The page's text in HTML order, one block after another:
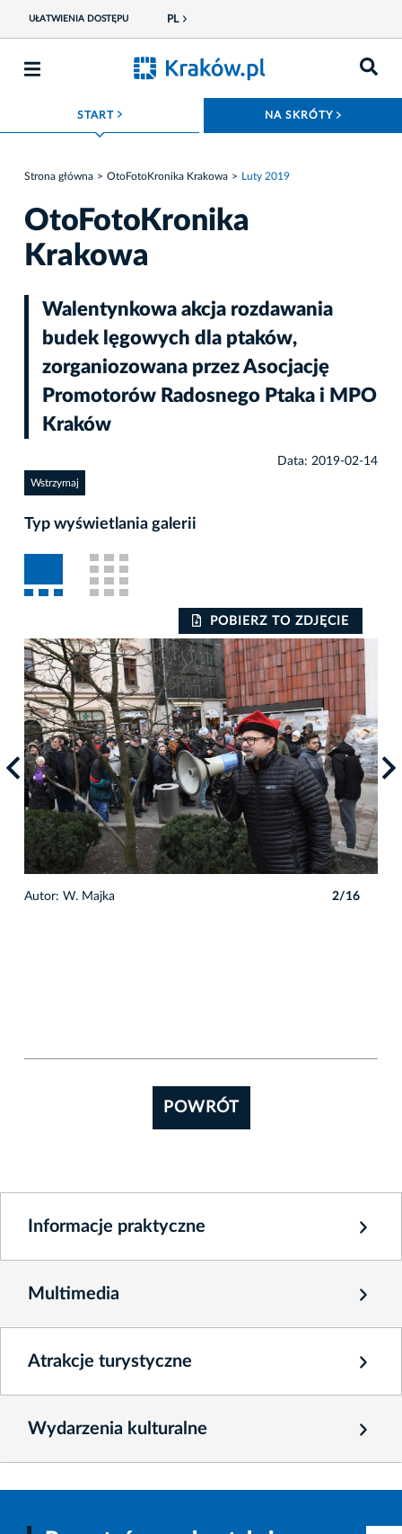
UŁATWIENIA DOSTĘPU PL
START ROZWIŃ MENU NA SKRÓTY
Strona główna OtoFotoKronika Krakowa Luty 2019
OtoFotoKronika
Krakowa
Walentynkowa akcja rozdawania
budek lęgowych dla ptaków,
zorganiozowana przez Asocjację
Promotorów Radosnego Ptaka i MPO
Kraków
Data: 2019-02-14
Wstrzymaj
Typ wyświetlania galerii
POBIERZ TO ZDJĘCIE
Autor: W. Majka 2/16
POWRÓT
Informacje praktyczne
Multimedia
Atrakcje turystyczne
Wydarzenia kulturalne